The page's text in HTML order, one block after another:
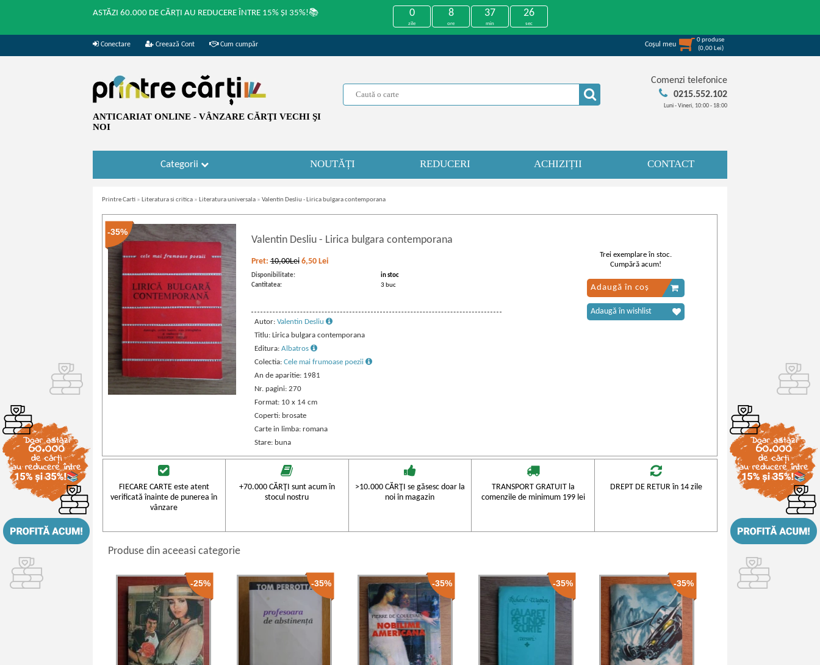
ASTĂZI 60.000 DE CĂRȚI AU REDUCERE ÎNTRE 15% ȘI 35%!📚 0
zile
8
ore
37
min
26
sec
Conectare Creează Cont Cum cumpăr Coşul meu
0produse
(0,00 Lei)
ANTICARIAT ONLINE - VÂNZARE CĂRŢI VECHI ŞI
NOI
Comenzi telefonice
0215.552.102
Luni - Vineri, 10:00 - 18:00
Categorii NOUTĂȚI REDUCERI ACHIZIȚII CONTACT
Printre Carti » Literatura si critica » Literatura universala » Valentin Desliu - Lirica bulgara contemporana
-35%
Valentin Desliu - Lirica bulgara contemporana
Pret:10,00Lei 6,50 Lei
Disponibilitate:
in stoc
Cantitatea:
3 buc
Autor: Valentin Desliu
Titlu: Lirica bulgara contemporana
Editura: Albatros
Colectia: Cele mai frumoase poezii
An de aparitie: 1981
Nr. pagini: 270
Format: 10 x 14 cm
Coperti: brosate
Carte in limba: romana
Stare: buna
Trei exemplare în stoc.
Cumpără acum!
Adaugă în coș
Adaugă în wishlist
FIECARE CARTE este atent
verificată înainte de punerea în
vânzare
+70.000 CĂRŢI sunt acum în
stocul nostru
>10.000 CĂRŢI se găsesc doar la
noi în magazin
TRANSPORT GRATUIT la
comenzile de minimum 199 lei
DREPT DE RETUR în 14 zile
Produse din aceeasi categorie
-25% -35% -35% -35% -35%